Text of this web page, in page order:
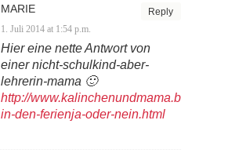
Reply
MARIE
1. Juli 2014 at 1:54 p.m.
Hier eine nette Antwort von
einer nicht-schulkind-aber-
lehrerin-mama 🙂
http://
in-den-ferienja-oder-nein.html